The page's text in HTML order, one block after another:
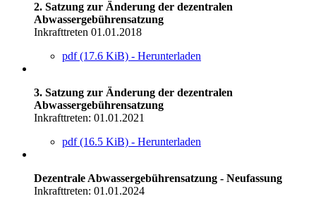
2. Satzung zur Änderung der dezentralen
Abwassergebührensatzung
Inkrafttreten 01.01.2018
pdf (17.6 KiB) - Herunterladen
3. Satzung zur Änderung der dezentralen
Abwassergebührensatzung
Inkrafttreten: 01.01.2021
pdf (16.5 KiB) - Herunterladen
Dezentrale Abwassergebührensatzung - Neufassung
Inkrafttreten: 01.01.2024